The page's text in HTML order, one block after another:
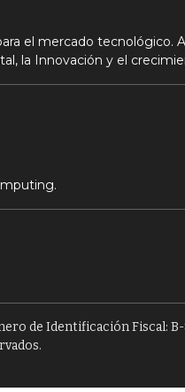
el mercado tecnológico.
la Innovación y el
de Identificación Fiscal: